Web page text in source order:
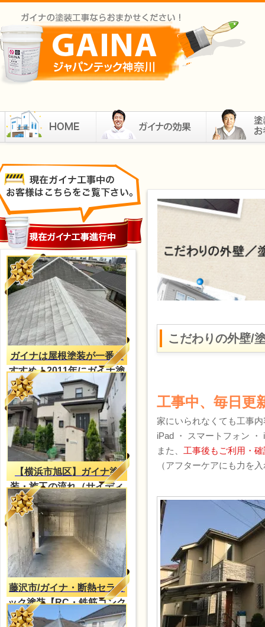
ガイナは屋根塗装が一番お
すすめ！2011年にガイナ塗
装・2023年再塗装（H様
邸）
【横浜市旭区】ガイナ塗
装・施工の流れ（サイディ
ング外壁）
藤沢市/ガイナ・断熱セラミ
ック塗装【RC・鉄筋コンク
リートの結露対策】
こだわりの外壁/
工事中、毎日更
家にいられなくても工事
iPad ・ スマートフォン
また、 工事後もご利用・確
（アフターケアにも力を